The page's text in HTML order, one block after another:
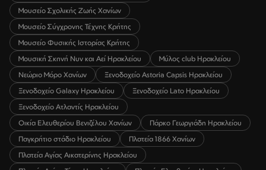
Μουσείο Σχολικής Ζωής Χανίων
Μουσείο Σύγχρονης Τέχνης Κρήτης
Μουσείο Φυσικής Ιστορίας Κρήτης
Μουσική Σκηνή Νυν και Αεί Ηρακλείου
Μύλος club Ηρακλείου
Νεώριο Μόρο Χανίων
Ξενοδοχείο Astoria Capsis Ηρακλείου
Ξενοδοχείο Galaxy Ηρακλείου
Ξενοδοχείο Lato Ηρακλείου
Ξενοδοχείο Ατλαντίς Ηρακλείου
Οικία Ελευθερίου Βενιζέλου Χανίων
Πάρκο Γεωργιάδη Ηρακλείου
Παγκρήτιο στάδιο Ηρακλείου
Πλατεία 1866 Χανίων
Πλατεία Αγίας Αικατερίνης Ηρακλείου